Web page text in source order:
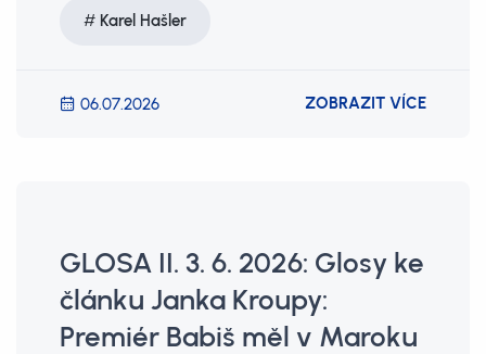
Karel Hašler
06.07.2026 ZOBRAZIT VÍCE
GLOSA II. 3. 6. 2026: Glosy ke
článku Janka Kroupy:
Premiér Babiš měl v Maroku